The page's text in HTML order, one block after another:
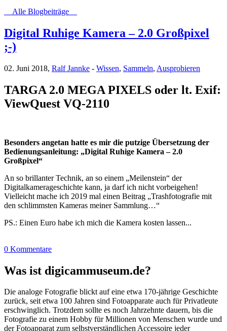
Alle Blogbeiträge
Digital Ruhige Kamera – 2.0 Großpixel
;-)
02. Juni 2018, Ralf Jannke - Wissen, Sammeln, Ausprobieren
TARGA 2.0 MEGA PIXELS oder lt. Exif:
ViewQuest VQ-2110
Besonders angetan hatte es mir die putzige Übersetzung der
Bedienungsanleitung: „Digital Ruhige Kamera – 2.0
Großpixel“
An so brillanter Technik, an so einem „Meilenstein“ der
Digitalkamerageschichte kann, ja darf ich nicht vorbeigehen!
Vielleicht mache ich 2019 mal einen Beitrag „Trashfotografie mit
den schlimmsten Kameras meiner Sammlung…“
PS.: Einen Euro habe ich mich die Kamera kosten lassen...
0 Kommentare
Was ist digicammuseum.de?
Die analoge Fotografie blickt auf eine etwa 170-jährige Geschichte
zurück, seit etwa 100 Jahren sind Fotoapparate auch für Privatleute
erschwinglich. Trotzdem sollte es noch Jahrzehnte dauern, bis die
Fotografie zu einem Hobby für Millionen von Menschen wurde und
der Fotoapparat zum selbstverständlichen Accessoire jeder